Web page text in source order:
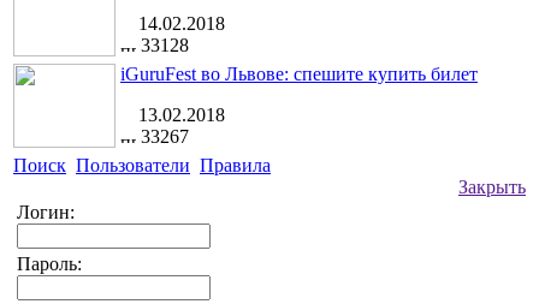
14.02.2018
33128
iGuruFest во Львове: спешите купить билет
13.02.2018
33267
Поиск Пользователи Правила
Закрыть
Логин:
Пароль: